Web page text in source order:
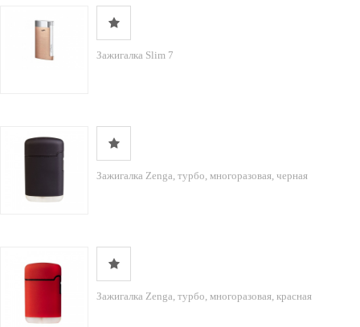
Зажигалка Slim 7
Зажигалка Zenga, турбо, многоразовая, черная
Зажигалка Zenga, турбо, многоразовая, красная